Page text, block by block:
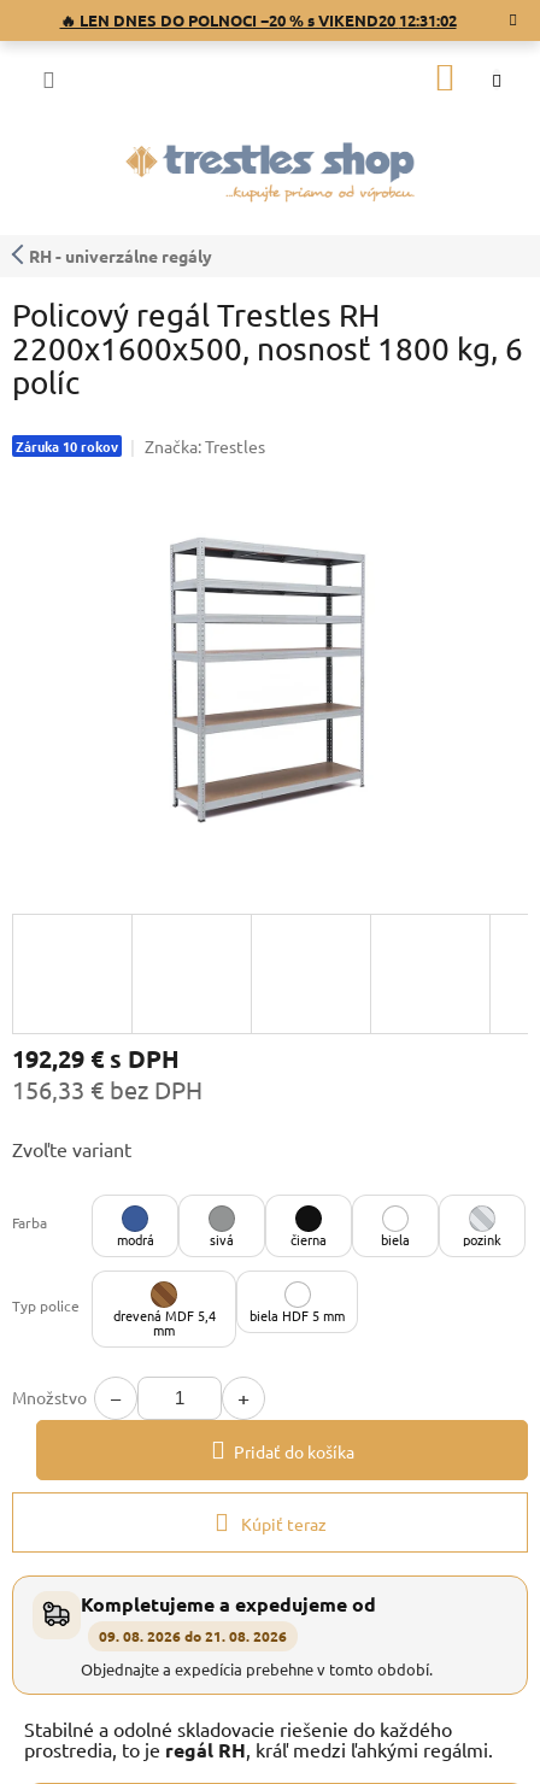
🔥 LEN DNES DO POLNOCI −20 % s VIKEND20 12:31:02
RH - univerzálne regály
Policový regál Trestles RH
2200x1600x500, nosnosť 1800 kg, 6
políc
Záruka 10 rokov Značka:Trestles
192,29 €s DPH
156,33 € bez DPH
cena:
Zvoľte variant
Farba
modrá
sivá čierna biela pozink
Typ police drevená MDF 5,4
mm
biela HDF 5 mm
Množstvo − +
Pridať do košíka
Kúpiť teraz
Kompletujeme a expedujeme od
09. 08. 2026 do 21. 08. 2026
Objednajte a expedícia prebehne v tomto období.
Stabilné a odolné skladovacie riešenie do každého
prostredia, to je regál RH , kráľ medzi ľahkými regálmi.